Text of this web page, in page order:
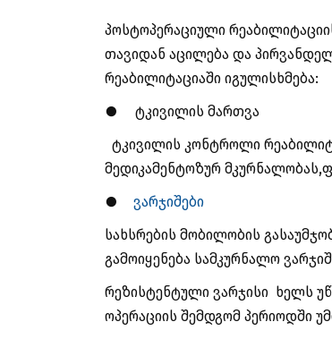
პოსტოპერაციული
თავიდან აცილება და
რეაბილიტაციაში იგულისხმება:
● ტკივილის მართვა
ტკივილის კონტროლი
მედიკამენტოზურ
●
ვარჯიშები
სახსრების მობილობის
გამოიყენება სამკურნალო
რეზისტენტული ვარჯისი ხელს
ოპერაციის შემდგომ პერიოდში